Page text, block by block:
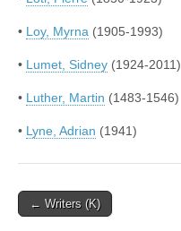
• Loy, Myrna (1905-1993)
• Lumet, Sidney (1924-2011)
• Luther, Martin (1483-1546)
• Lyne, Adrian (1941)
Post
← Writers (K)